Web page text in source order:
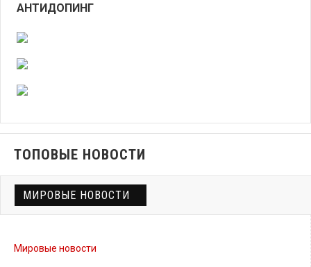
АНТИДОПИНГ
ТОПОВЫЕ НОВОСТИ
МИРОВЫЕ НОВОСТИ
Мировые новости